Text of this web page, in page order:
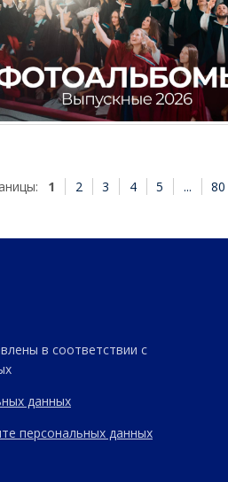
1 2 3 4 5 ... 80
в соответствии с
данных
персональных данных